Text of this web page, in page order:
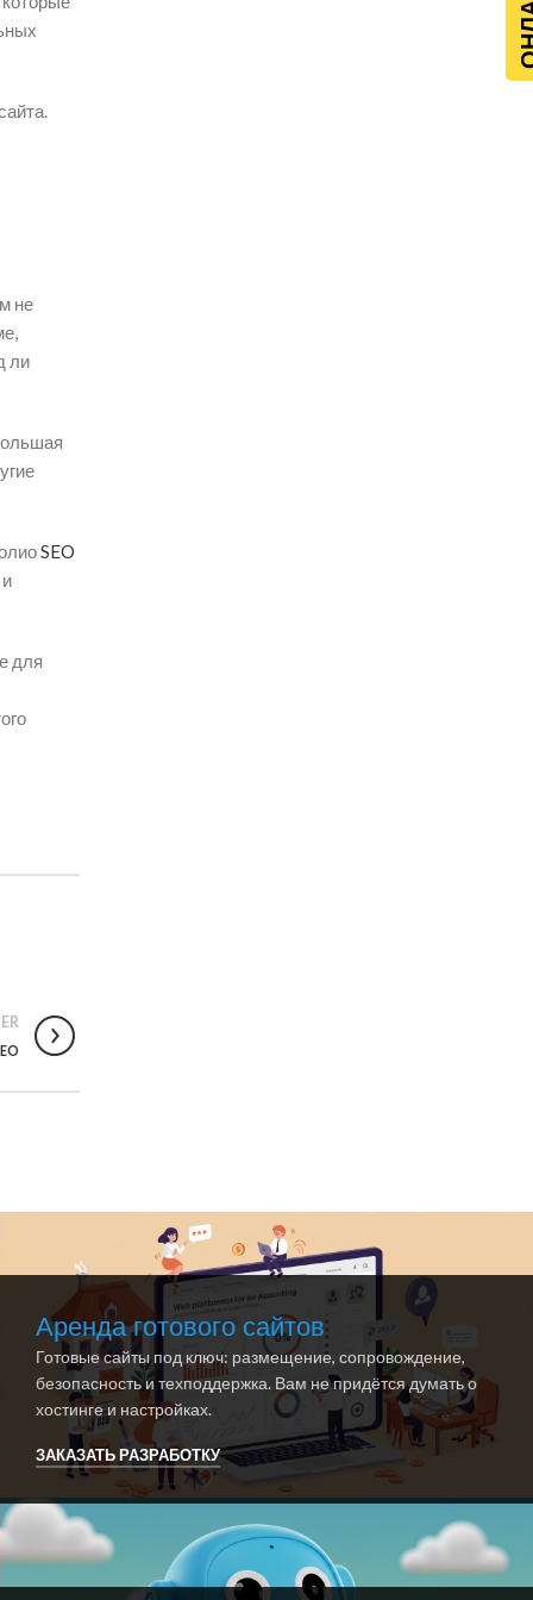
не
ли
SEO
для
Аренда готового сайтов
Готовые сайты под ключ: размещение, сопровождение,
безопасность и техподдержка. Вам не придётся думать о
хостинге и настройках.
ЗАКАЗАТЬ РАЗРАБОТКУ